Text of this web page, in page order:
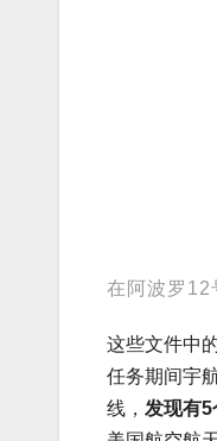
在阿波罗
这些文件中
任务期间宇
线， 发现有5